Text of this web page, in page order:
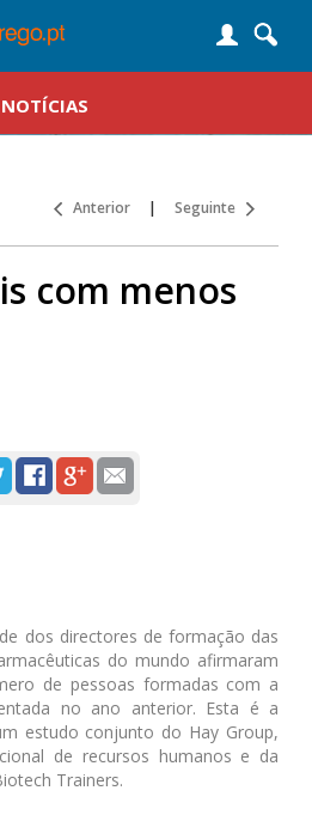
NOTÍCIAS
Anterior | Seguinte
com menos
dos directores de formação das
do mundo afirmaram
de pessoas formadas com a
no ano anterior. Esta é a
estudo conjunto do Hay Group,
de recursos humanos e da
Trainers.